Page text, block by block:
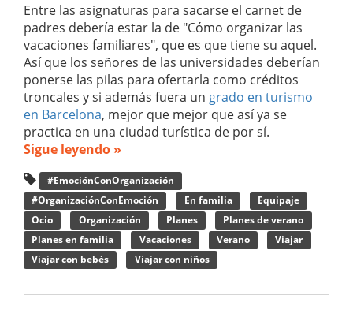
Entre las asignaturas para sacarse el carnet de
padres debería estar la de "Cómo organizar las
vacaciones familiares", que es que tiene su aquel.
Así que los señores de las universidades deberían
ponerse las pilas para ofertarla como créditos
troncales y si además fuera un grado en turismo
en Barcelona, mejor que mejor que así ya se
practica en una ciudad turística de por sí.
Sigue leyendo »
#EmociónConOrganización
#OrganizaciónConEmoción
En familia
Equipaje
Ocio
Organización Planes
Planes de verano
Planes en familia
Vacaciones Verano
Viajar
Viajar con bebés
Viajar con niños